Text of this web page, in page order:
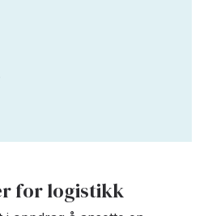
for logistikk